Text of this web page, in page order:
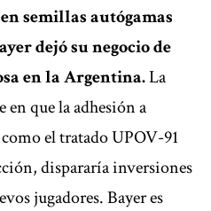
semillas autógamas
dejó su negocio de
en la Argentina.La
que la adhesión a
el tratado UPOV-91
dispararía inversiones
jugadores. Bayer es